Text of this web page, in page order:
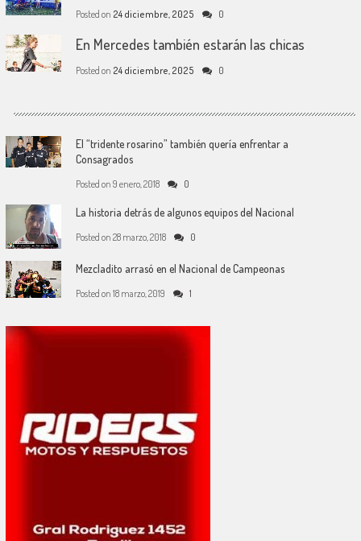
Posted on 24 diciembre, 2025 0
En Mercedes también estarán las chicas
Posted on 24 diciembre, 2025 0
El “tridente rosarino” también quería enfrentar a
Consagrados
Posted on 9 enero, 2018 0
La historia detrás de algunos equipos del Nacional
Posted on 28 marzo, 2018 0
Mezcladito arrasó en el Nacional de Campeonas
Posted on 18 marzo, 2019 1